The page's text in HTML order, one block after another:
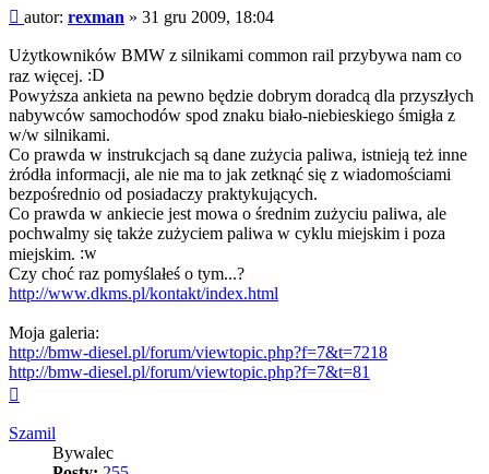
Post
autor: rexman » 31 gru 2009, 18:04
Użytkowników BMW z silnikami common rail przybywa nam co
raz więcej.
Powyższa ankieta na pewno będzie dobrym doradcą dla przyszłych
nabywców samochodów spod znaku biało-niebieskiego śmigła z
w/w silnikami.
Co prawda w instrukcjach są dane zużycia paliwa, istnieją też inne
żródła informacji, ale nie ma to jak zetknąć się z wiadomościami
bezpośrednio od posiadaczy praktykujących.
Co prawda w ankiecie jest mowa o średnim zużyciu paliwa, ale
pochwalmy się także zużyciem paliwa w cyklu miejskim i poza
miejskim.
Czy choć raz pomyślałeś o tym...?
http://www.dkms.pl/kontakt/index.html
Moja galeria:
http://bmw-diesel.pl/forum/viewtopic.php?f=7&t=7218
http://bmw-diesel.pl/forum/viewtopic.php?f=7&t=81
Szamil
Bywalec